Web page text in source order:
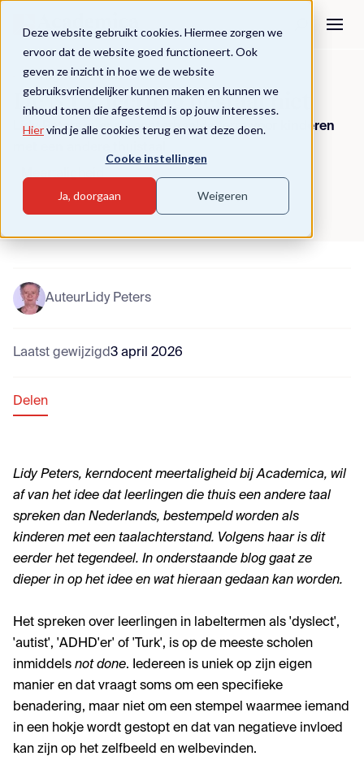
Deze website gebruikt cookies. Hiermee zorgen we
ervoor dat de website goed functioneert. Ook
geven ze inzicht in hoe we de website
gebruiksvriendelijker kunnen maken en kunnen we
inhoud tonen die afgestemd is op jouw interesses.
Hiervind je alle cookies terug en wat deze doen.
Cooke instellingen
Ja, doorgaan Weigeren
Terug naar overzicht
De NT2-leerling bestaat niet
Lidy Peters over de achterhaalde term voor kinderen
AuteurLidy Peters
Laatst gewijzigd3 april 2026
Delen
Lidy Peters, kerndocent meertaligheid bij Academica, wil
af van het idee dat leerlingen die thuis een andere taal
spreken dan Nederlands, bestempeld worden als
kinderen met een taalachterstand. Volgens haar is dit
eerder het tegendeel. In onderstaande blog gaat ze
dieper in op het idee en wat hieraan gedaan kan worden.
Het spreken over leerlingen in labeltermen als 'dyslect',
'autist', 'ADHD'er' of 'Turk', is op de meeste scholen
inmiddels not done. Iedereen is uniek op zijn eigen
manier en dat vraagt soms om een specifieke
benadering, maar niet om een stempel waarmee iemand
in een hokje wordt gestopt en dat van negatieve invloed
kan zijn op het zelfbeeld en welbevinden.